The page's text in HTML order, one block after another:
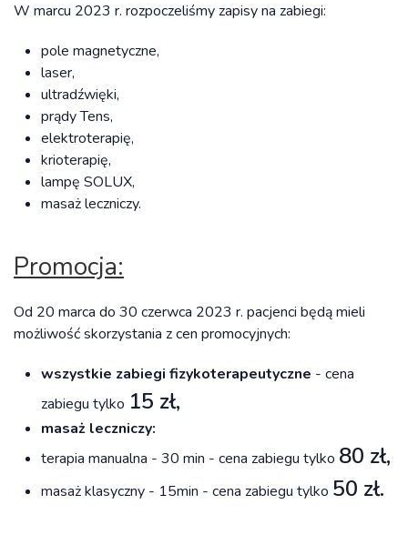
W marcu 2023 r. rozpoczeliśmy zapisy na zabiegi:
pole magnetyczne,
laser,
ultradźwięki,
prądy Tens,
elektroterapię,
krioterapię,
lampę SOLUX,
masaż leczniczy.
Promocja:
Od 20 marca do 30 czerwca 2023 r. pacjenci będą mieli
możliwość skorzystania z cen promocyjnych:
wszystkie zabiegi fizykoterapeutyczne - cena
zabiegu tylko 15 zł,
masaż leczniczy:
terapia manualna - 30 min - cena zabiegu tylko 80 zł,
masaż klasyczny - 15min - cena zabiegu tylko 50 zł.